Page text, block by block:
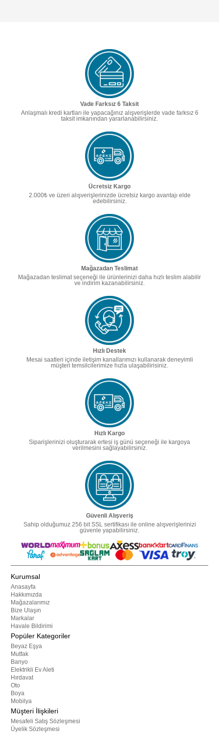
Vade Farksız 6 Taksit
Anlaşmalı kredi kartları ile yapacağınız alışverişlerde vade farksız 6
taksit imkanından yararlanabilirsiniz.
Ücretsiz Kargo
2.000₺ ve üzeri alışverişlerinizde ücretsiz kargo avantajı elde
edebilirsiniz.
Mağazadan Teslimat
Mağazadan teslimat seçeneği ile ürünlerinizi daha hızlı teslim alabilir
ve indirim kazanabilirsiniz.
Hızlı Destek
Mesai saatleri içinde iletişim kanallarımızı kullanarak deneyimli
müşteri temsilcilerimize hızla ulaşabilirisiniz.
Hızlı Kargo
Siparişlerinizi oluşturarak ertesi iş günü seçeneği ile kargoya
verilmesini sağlayabilirsiniz.
Güvenli Alışveriş
Sahip olduğumuz 256 bit SSL sertifikası ile online alışverişlerinizi
güvenle yapabilirsiniz.
Kurumsal
Anasayfa
Hakkımızda
Mağazalarımız
Bize Ulaşın
Markalar
Havale Bildirimi
Popüler Kategoriler
Beyaz Eşya
Mutfak
Banyo
Elektrikli Ev Aleti
Hırdavat
Oto
Boya
Mobilya
Müşteri İlişkileri
Mesafeli Satış Sözleşmesi
Üyelik Sözleşmesi